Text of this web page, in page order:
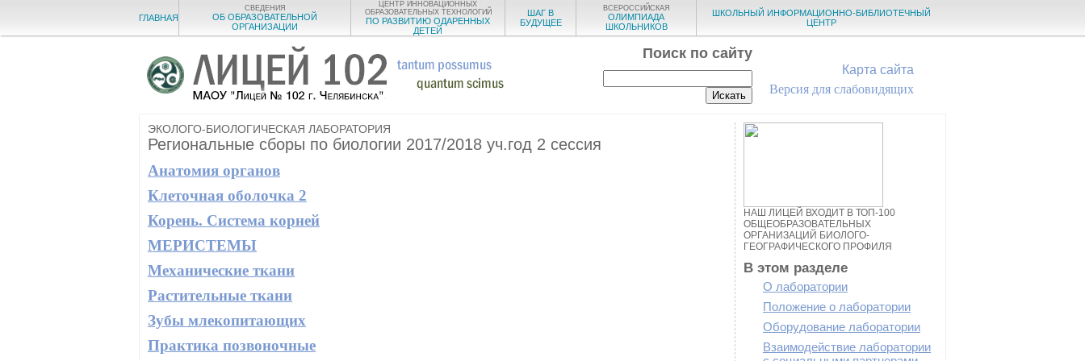
ГЛАВНАЯ
СВЕДЕНИЯ
ОБ ОБРАЗОВАТЕЛЬНОЙ
ОРГАНИЗАЦИИ
ЦЕНТР ИННОВАЦИОННЫХ
ОБРАЗОВАТЕЛЬНЫХ ТЕХНОЛОГИЙ
ПО РАЗВИТИЮ ОДАРЕННЫХ
ДЕТЕЙ
ШАГ В
БУДУЩЕЕ
ВСЕРОССИЙСКАЯ
ОЛИМПИАДА
ШКОЛЬНИКОВ
ШКОЛЬНЫЙ ИНФОРМАЦИОННО-БИБЛИОТЕЧНЫЙ
ЦЕНТР
Поиск по сайту
Карта сайта
Версия для слабовидящих
ЭКОЛОГО-БИОЛОГИЧЕСКАЯ ЛАБОРАТОРИЯ
Региональные сборы по биологии 2017/2018 уч.год 2 сессия
Анатомия органов
Клеточная оболочка 2
Корень. Система корней
МЕРИСТЕМЫ
Механические ткани
Растительные ткани
Зубы млекопитающих
Практика позвоночные
НАШ ЛИЦЕЙ ВХОДИТ В ТОП-100
ОБЩЕОБРАЗОВАТЕЛЬНЫХ
ОРГАНИЗАЦИЙ БИОЛОГО-
ГЕОГРАФИЧЕСКОГО ПРОФИЛЯ
В этом разделе
О лаборатории
Положение о лаборатории
Оборудование лаборатории
Взаимодействие лаборатории